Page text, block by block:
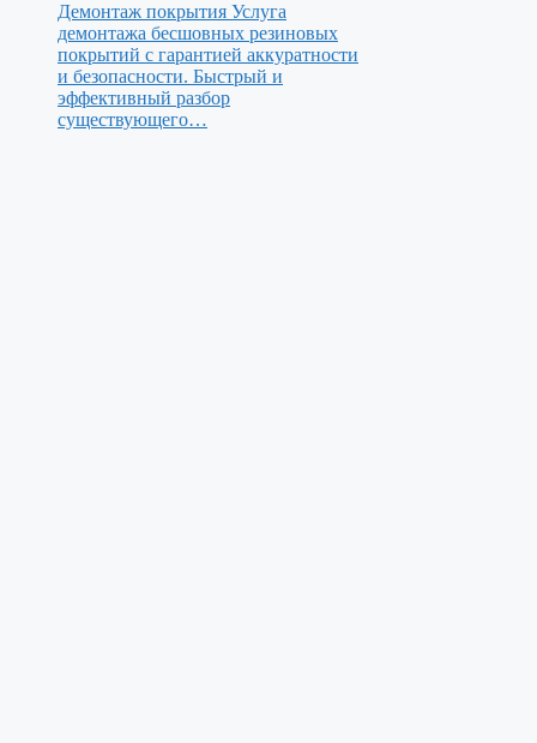
Демонтаж покрытия Услуга
демонтажа бесшовных резиновых
покрытий с гарантией аккуратности
и безопасности. Быстрый и
эффективный разбор
существующего…